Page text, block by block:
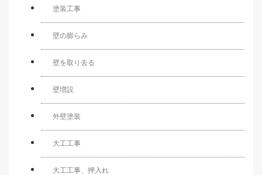
塗装工事
壁の膨らみ
壁を取り去る
壁増設
外壁塗装
大工工事
大工工事、押入れ